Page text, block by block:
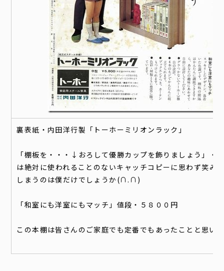
裏表紙・内田洋行製「トーホーミリオンラック」
「棚板を・・・↓おろして優勝カップを飾りましょう」・
は絶対に使われることのないキャッチコピーに思わず笑み
しまうのは僕だけでしょうか(∩.∩)
「和室にも洋室にもマッチ」値段・５８００円
この本棚は皆さんのご家庭でも定番でもあったことと思い